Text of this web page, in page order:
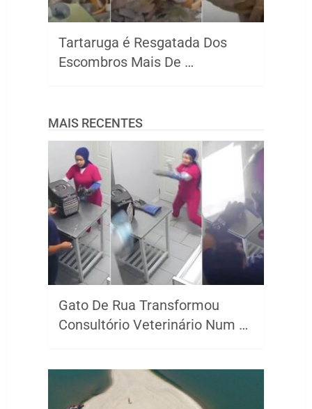
Tartaruga é Resgatada Dos
Escombros Mais De …
MAIS RECENTES
Gato De Rua Transformou
Consultório Veterinário Num …